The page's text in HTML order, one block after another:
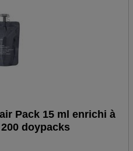
Pack 15 ml enrichi à
doypacks